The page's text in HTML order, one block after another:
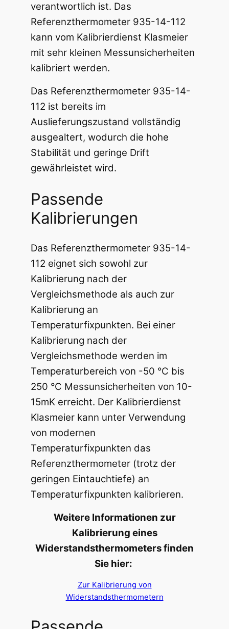
verantwortlich ist. Das
Referenzthermometer 935-14-112
kann vom Kalibrierdienst Klasmeier
mit sehr kleinen Messunsicherheiten
kalibriert werden.
Das Referenzthermometer 935-14-
112 ist bereits im
Auslieferungszustand vollständig
ausgealtert, wodurch die hohe
Stabilität und geringe Drift
gewährleistet wird.
Passende
Kalibrierungen
Das Referenzthermometer 935-14-
112 eignet sich sowohl zur
Kalibrierung nach der
Vergleichsmethode als auch zur
Kalibrierung an
Temperaturfixpunkten. Bei einer
Kalibrierung nach der
Vergleichsmethode werden im
Temperaturbereich von -50 °C bis
250 °C Messunsicherheiten von 10-
15mK erreicht. Der Kalibrierdienst
Klasmeier kann unter Verwendung
von modernen
Temperaturfixpunkten das
Referenzthermometer (trotz der
geringen Eintauchtiefe) an
Temperaturfixpunkten kalibrieren.
Weitere Informationen zur
Kalibrierung eines
Widerstandsthermometers finden
Sie hier:
Zur Kalibrierung von
Widerstandsthermometern